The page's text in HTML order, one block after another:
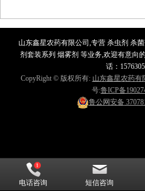
山东鑫星农药有限公司,专营 杀虫剂 杀
剂套装系列 烟雾剂 等业务,欢迎有意向
话：
CopyRight © 版权所有: 山东鑫星农药有
号:鲁ICP备
鲁公网安备
电话咨询 短信咨询